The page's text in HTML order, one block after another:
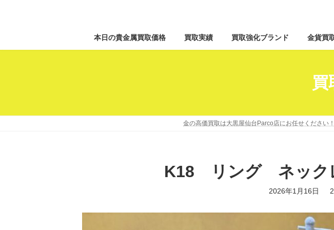
本日の貴金属買取価格 買取実績 買取強化ブランド 金貨買
買
金の高価買取は大黒屋仙台Parco店にお任せください！
K18 リング ネッ
2026年1月16日
日